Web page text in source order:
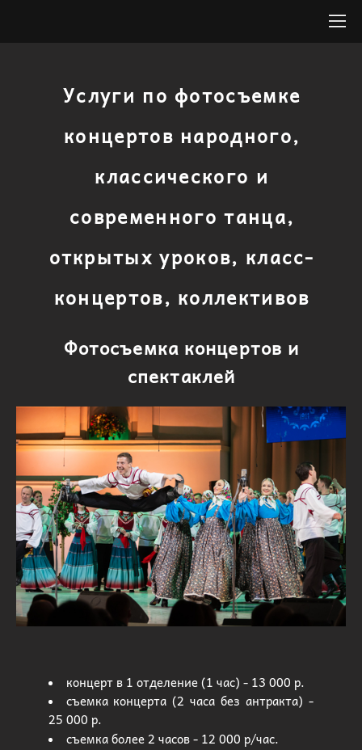
Услуги по фотосъемке
концертов народного,
классического и
современного танца,
открытых уроков, класс-
концертов, коллективов
Фотосъемка концертов и
спектаклей
концерт в 1 отделение (1 час) - 13 000 р.
съемка концерта (2 часа без антракта) -
25 000 р.
съемка более 2 часов - 12 000 р/час.